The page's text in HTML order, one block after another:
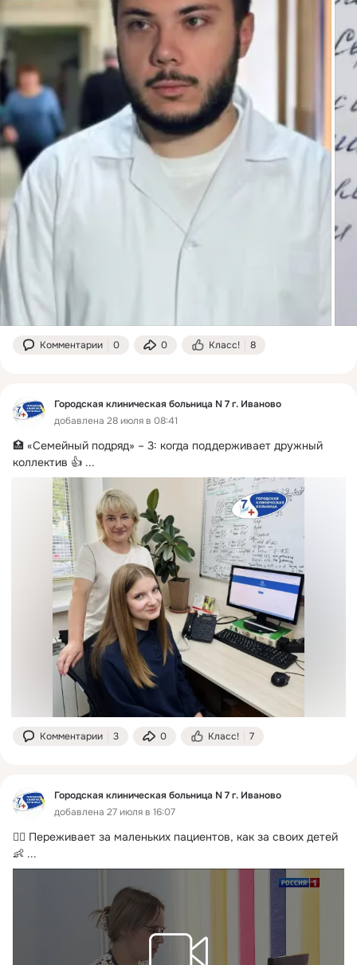
Комментарии 0 0 Класс! 8
Городская клиническая больница N 7 г. Иваново
добавлена 28 июля в 08:41
🏥 «Семейный подряд» – 3: когда поддерживает дружный
коллектив 👍 ...
Комментарии 3 0 Класс! 7
Городская клиническая больница N 7 г. Иваново
добавлена 27 июля в 16:07
👩‍⚕ Переживает за маленьких пациентов, как за своих детей
👶 ...